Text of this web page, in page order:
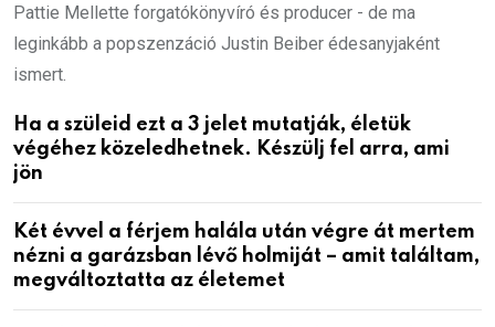
Pattie Mellette forgatókönyvíró és producer - de ma
leginkább a popszenzáció Justin Beiber édesanyjaként
ismert.
Ha a szüleid ezt a 3 jelet mutatják, életük
végéhez közeledhetnek. Készülj fel arra, ami
jön
Két évvel a férjem halála után végre át mertem
nézni a garázsban lévő holmiját – amit találtam,
megváltoztatta az életemet